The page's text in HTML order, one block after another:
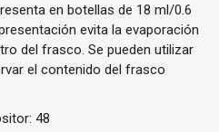
en botellas de 18 ml/0.6
evita la evaporación
del frasco. Se pueden utilizar
el contenido del frasco
48